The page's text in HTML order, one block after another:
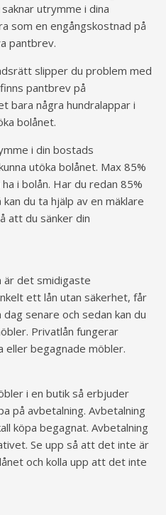
utrymme i dina
som en engångskostnad på
pantbrev.
slipper du problem med
pantbrev på
bara några hundralappar i
bolånet.
i din bostads
utöka bolånet. Max 85%
i bolån. Har du redan 85%
du ta hjälp av en mäklare
att du sänker din
är det smidigaste
ett lån utan säkerhet, får
senare och sedan kan du
Privatlån fungerar
eller begagnade möbler.
i en butik så erbjuder
på avbetalning. Avbetalning
köpa begagnat. Avbetalning
Se upp så att det inte är
och kolla upp att det inte